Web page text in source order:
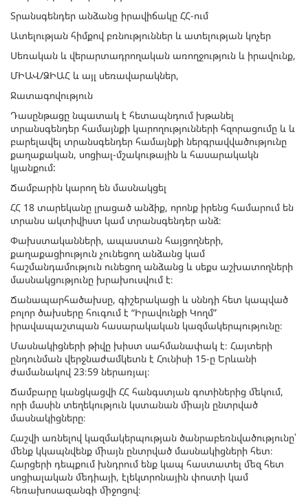
Տրանսգենդեր անձանց իրավիճակը ՀՀ-ում
Ատելության հիմքով բռնություններ և ատելության կոչեր
Սեռական և վերարտադրողական առողջություն և իրավունք,
ՄԻԱՎ/ՁԻԱՀ և այլ սեռավարակներ,
Ջատագովություն
Դասընթացը նպատակ է հետապնդում խթանել
տրանսգենդեր համայնքի կարողությունների հզորացումը և և
բարելավել տրանսգենդեր համայնքի ներգրավվածությունը
քաղաքական, սոցիալ-մշակութային և հասարակակն
կյանքում:
Ճամբարին կարող են մասնակցել
ՀՀ 18 տարեկանը լրացած անձիք, որոնք իրենց համարում են
տրանս ակտիվիստ կամ տրանսգենդեր անձ։
Փախստականների, ապաստան հայցողների,
քաղաքացիություն չունեցող անձանց կամ
հաշմանդամություն ունեցող անձանց և սեքս աշխատողների
մասնակցությունը խրախուսվում է։
Ճանապարհածախսը, գիշերակացի և սննդի հետ կապված
բոլոր ծախսերը հուգում է “Իրավունքի Կողմ”
իրավապաշտպան հասարակական կազմակերպությունը։
Մասնակիցների թիվը խիստ սահմանափակ է։ Հայտերի
ընդունման վերջնաժամկետն է Հունիսի 15-ը Երևանի
ժամանակով 23։59 ներառյալ։
Ճամբարը կանցկացվի ՀՀ հանգստյան գոտիներից մեկում,
որի մասին տեղեկություն կստանան միայն ընտրված
մասնակիցները։
Հաշվի առնելով կազմակերպության ծանրաբեռնվածությունը՝
մենք կկապնվենք միայն ընտրված մասնակիցների հետ։
Հարցերի դեպքում խնդրում ենք կապ հաստատել մեզ հետ
սոցիալական մեդիայի, էլեկտրոնային փոստի կամ
հեռախոսազանգի միջոցով։